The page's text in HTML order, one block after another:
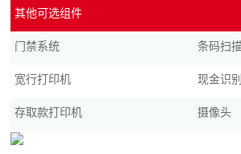
其他可选组件
门禁系统 条码扫
宽行打印机 现金识
存取款打印机 摄像头